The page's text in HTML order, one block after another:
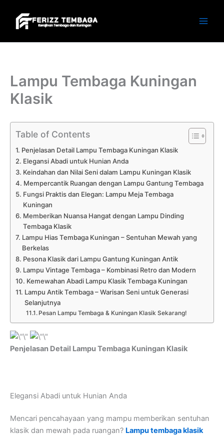
content
Lampu Tembaga Kuningan
Klasik
Table of Contents
Penjelasan Detail Lampu Tembaga Kuningan Klasik
Elegansi Abadi untuk Hunian Anda
Keindahan dan Nilai Seni dalam Lampu Kuningan Klasik
Mempercantik Ruangan dengan Lampu Gantung Tembaga
Fungsi Praktis dan Elegan: Lampu Meja Tembaga
Kuningan
Memberikan Nuansa Hangat dengan Lampu Dinding
Tembaga Klasik
Lampu Hias Tembaga Kuningan – Sentuhan Mewah yang
Berkelas
Pesona Klasik dari Lampu Gantung Kuningan Antik
Lampu Vintage Tembaga – Kombinasi Retro dan Modern
Kemewahan Abadi Lampu Klasik Tembaga Kuningan
Lampu Antik Tembaga – Warisan Seni untuk Generasi
Selanjutnya
Pesan Lampu Tembaga & Kuningan Klasik Sekarang!
Penjelasan Detail Lampu Tembaga Kuningan Klasik
Elegansi Abadi untuk Hunian Anda
Mencari pencahayaan yang mampu memberikan sentuhan
klasik dan mewah pada ruangan? Lampu tembaga klasik